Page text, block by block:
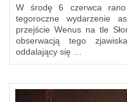
W środę 6 czerwca rano
tegoroczne wydarzenie
przejście Wenus na tle
obserwacją tego
oddalający się …